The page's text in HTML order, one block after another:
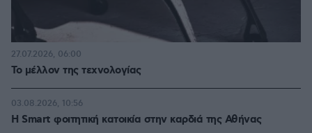
Το μέλλον της τεχνολογίας
27.07.2026, 06:00
Η Smart φοιτητική κατοικία στην καρδιά της Αθήνας
03.08.2026, 10:56